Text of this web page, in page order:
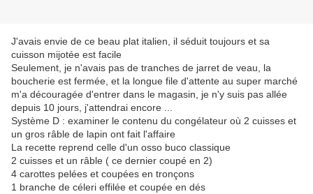
J'avais envie de ce beau plat italien, il séduit toujours et sa
cuisson mijotée est facile
Seulement, je n'avais pas de tranches de jarret de veau, la
boucherie est fermée, et la longue file d'attente au super marché
m'a découragée d'entrer dans le magasin, je n'y suis pas allée
depuis 10 jours, j'attendrai encore ...
Système D : examiner le contenu du congélateur où 2 cuisses et
un gros râble de lapin ont fait l'affaire
La recette reprend celle d'un osso buco classique
2 cuisses et un râble ( ce dernier coupé en 2)
4 carottes pelées et coupées en tronçons
1 branche de céleri effilée et coupée en dés